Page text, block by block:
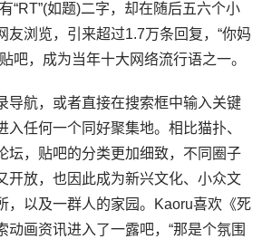
“RT”(如题)二字，却在随后五六个小
友浏览，引来超过1.7万条回复，“你妈
吧，成为当年十大网络流行语之一。
导航，或者直接在搜索框中输入关键
入任何一个同好聚集地。相比猫扑、
坛，贴吧的分类更加细致，不同圈子
开放，也因此成为新兴文化、小众文
，以及一群人的家园。Kaoru喜欢《死
动画资讯进入了一露吧，“那是个氛围